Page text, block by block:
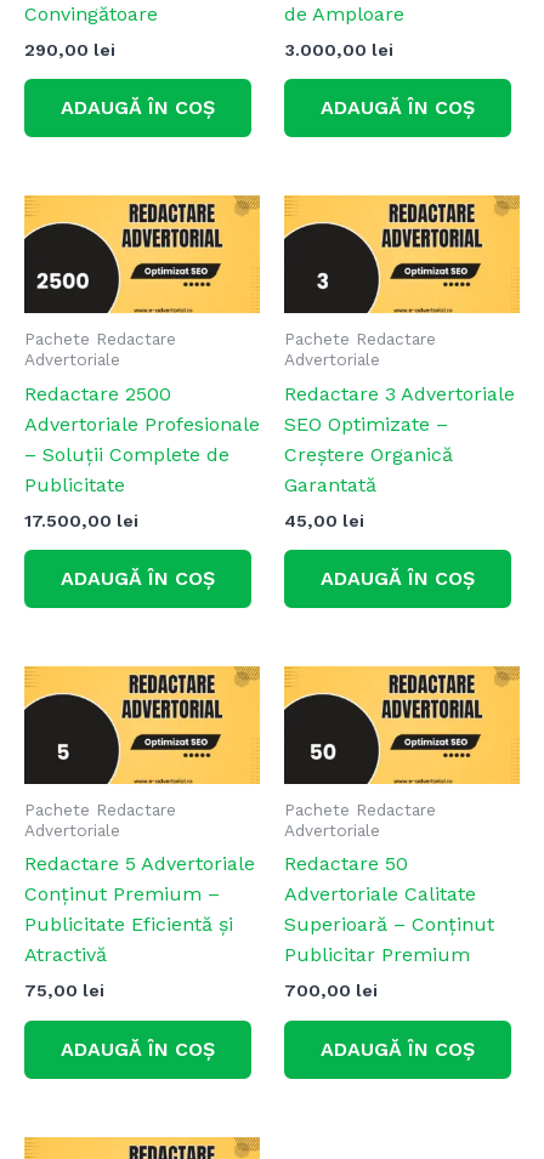
Convingătoare
290,00 lei
ADAUGĂ ÎN COȘ
de Amploare
3.000,00 lei
ADAUGĂ ÎN COȘ
Pachete Redactare
Advertoriale
Redactare 2500
Advertoriale Profesionale
– Soluții Complete de
Publicitate
17.500,00 lei
ADAUGĂ ÎN COȘ
Pachete Redactare
Advertoriale
Redactare 3 Advertoriale
SEO Optimizate –
Creștere Organică
Garantată
45,00 lei
ADAUGĂ ÎN COȘ
Pachete Redactare
Advertoriale
Redactare 5 Advertoriale
Conținut Premium –
Publicitate Eficientă și
Atractivă
75,00 lei
ADAUGĂ ÎN COȘ
Pachete Redactare
Advertoriale
Redactare 50
Advertoriale Calitate
Superioară – Conținut
Publicitar Premium
700,00 lei
ADAUGĂ ÎN COȘ